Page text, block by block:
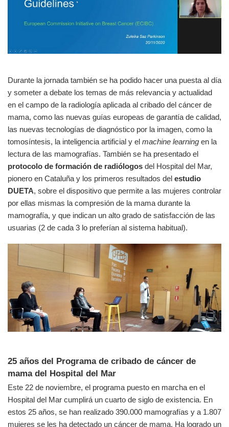
Durante la jornada también se ha podido hacer una puesta al día
y someter a debate los temas de más relevancia y actualidad
en el campo de la radiología aplicada al cribado del cáncer de
mama, como las nuevas guías europeas de garantía de calidad,
las nuevas tecnologías de diagnóstico por la imagen, como la
tomosíntesis, la inteligencia artificial y el machine learning en la
lectura de las mamografías. También se ha presentado el
protocolo de formación de radiólogos del Hospital del Mar,
pionero en Cataluña y los primeros resultados del estudio
DUETA, sobre el dispositivo que permite a las mujeres controlar
por ellas mismas la compresión de la mama durante la
mamografía, y que indican un alto grado de satisfacción de las
usuarias (2 de cada 3 lo preferían al sistema habitual).
25 años del Programa de cribado de cáncer de
mama del Hospital del Mar
Este 22 de noviembre, el programa puesto en marcha en el
Hospital del Mar cumplirá un cuarto de siglo de existencia. En
estos 25 años, se han realizado 390.000 mamografías y a 1.807
mujeres se les ha detectado un cáncer de mama. Ha logrado un